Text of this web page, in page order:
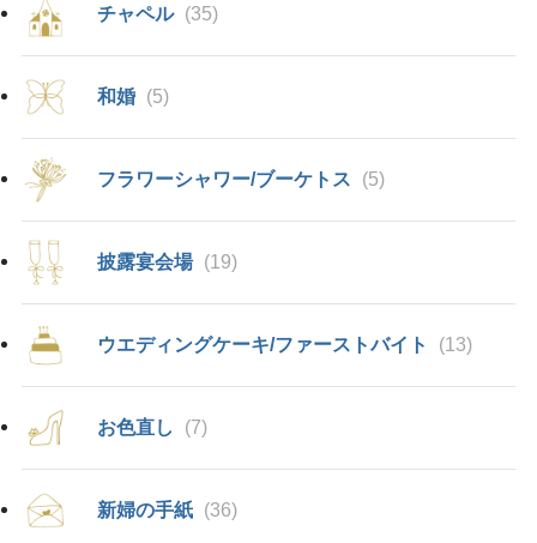
チャペル (35)
和婚 (5)
フラワーシャワー/ブーケトス (5)
披露宴会場 (19)
ウエディングケーキ/ファーストバイト (13)
お色直し (7)
新婦の手紙 (36)